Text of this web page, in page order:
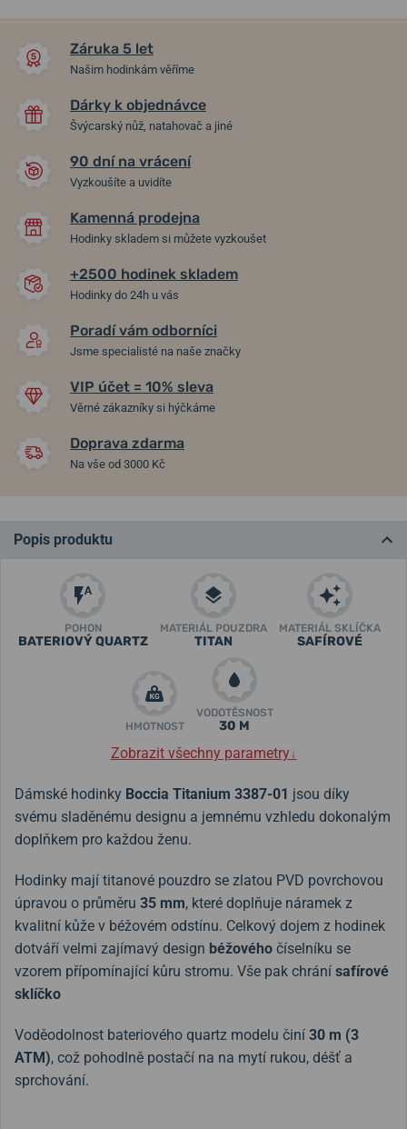
Záruka 5 let
Našim hodinkám věříme
Dárky k objednávce
Švýcarský nůž, natahovač a jiné
90 dní na vrácení
Vyzkoušíte a uvidíte
Kamenná prodejna
Hodinky skladem si můžete vyzkoušet
+2500 hodinek skladem
Hodinky do 24h u vás
Poradí vám odborníci
Jsme specialisté na naše značky
VIP účet = 10% sleva
Věrné zákazníky si hýčkáme
Doprava zdarma
Na vše od 3000 Kč
Popis produktu
POHON
BATERIOVÝ QUARTZ
MATERIÁL POUZDRA
TITAN
MATERIÁL SKLÍČKA
SAFÍROVÉ
HMOTNOST
VODOTĚSNOST
30 M
Zobrazit všechny parametry↓
Dámské hodinky Boccia Titanium 3387-01 jsou díky
svému sladěnému designu a jemnému vzhledu dokonalým
doplňkem pro každou ženu.
Hodinky mají titanové pouzdro se zlatou PVD povrchovou
úpravou o průměru 35 mm, které doplňuje náramek z
kvalitní kůže v béžovém odstínu. Celkový dojem z hodinek
dotváří velmi zajímavý design béžového číselníku se
vzorem přípomínající kůru stromu. Vše pak chrání safírové
sklíčko
Voděodolnost bateriového quartz modelu činí 30 m (3
ATM), což pohodlně postačí na na mytí rukou, déšť a
sprchování.